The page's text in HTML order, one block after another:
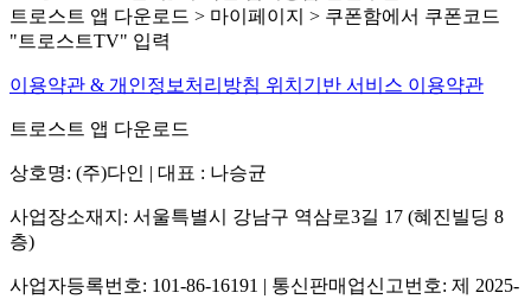
트로스트 앱 다운로드 > 마이페이지 > 쿠폰함에서 쿠폰코드
"트로스트TV" 입력
이용약관 & 개인정보처리방침 위치기반 서비스 이용약관
트로스트 앱 다운로드
상호명: (주)다인 | 대표 : 나승균
사업장소재지: 서울특별시 강남구 역삼로3길 17 (혜진빌딩 8
층)
사업자등록번호: 101-86-16191 | 통신판매업신고번호: 제 2025-